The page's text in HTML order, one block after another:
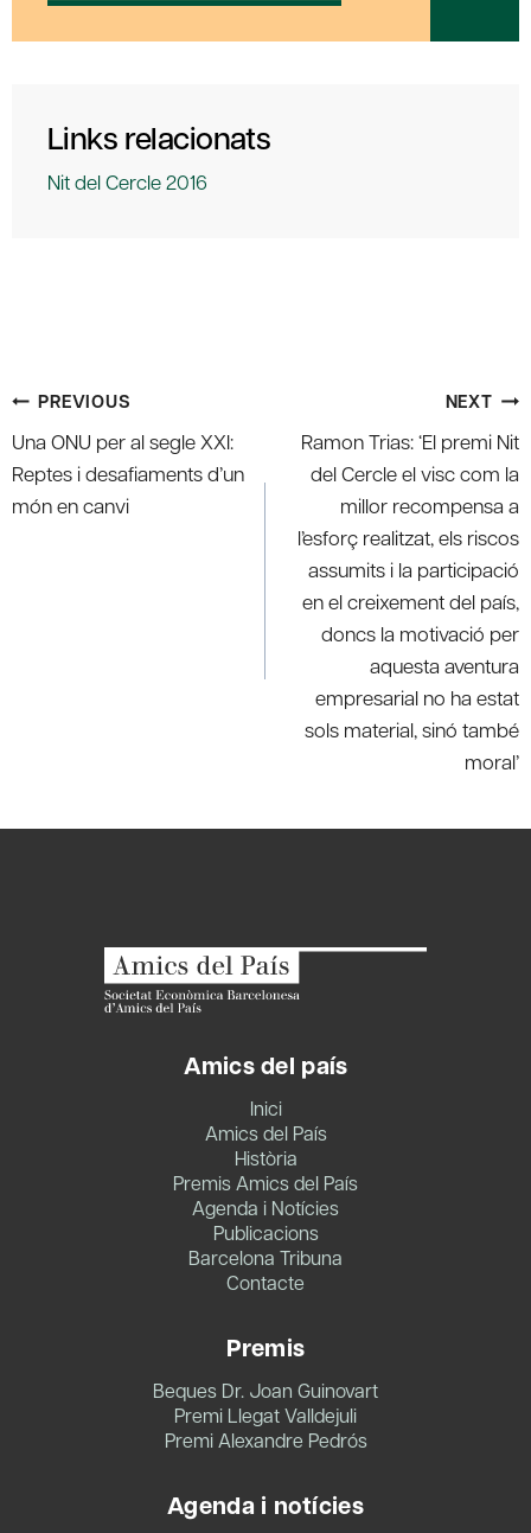
Links relacionats
Nit del Cercle 2016
Post
navigation
PREVIOUS
Una ONU per al segle XXI:
Reptes i desafiaments d’un
món en canvi
NEXT
Ramon Trias: ‘El premi Nit
del Cercle el visc com la
millor recompensa a
l’esforç realitzat, els riscos
assumits i la participació
en el creixement del país,
doncs la motivació per
aquesta aventura
empresarial no ha estat
sols material, sinó també
moral’
Amics del país
Inici
Amics del País
Història
Premis Amics del País
Agenda i Notícies
Publicacions
Barcelona Tribuna
Contacte
Premis
Beques Dr. Joan Guinovart
Premi Llegat Valldejuli
Premi Alexandre Pedrós
Agenda i notícies